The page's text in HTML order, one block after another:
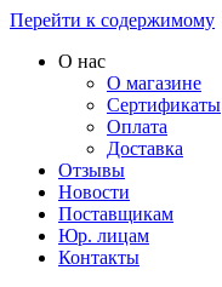
Перейти к содержимому
О нас
О магазине
Сертификаты
Оплата
Доставка
Отзывы
Новости
Поставщикам
Юр. лицам
Контакты